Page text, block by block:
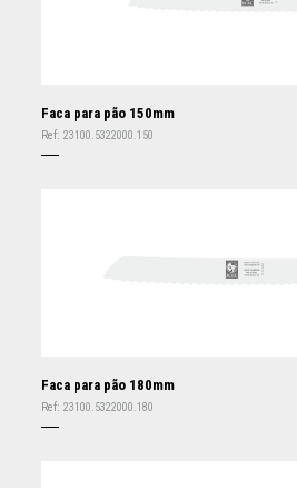
Faca para pão 150mm
Ref: 23100.5322000.150
Faca para pão 180mm
Ref: 23100.5322000.180